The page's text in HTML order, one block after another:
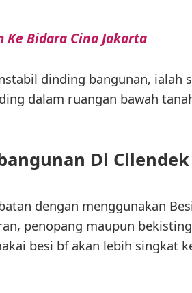
Ke Bidara Cina Jakarta
dinding bangunan, ialah
dalam ruangan bawah
Di
dengan menggunakan
penopang maupun
besi bf akan lebih singkat